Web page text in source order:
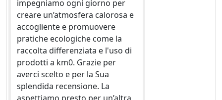
impegniamo ogni giorno per
creare un’atmosfera calorosa e
accogliente e promuovere
pratiche ecologiche come la
raccolta differenziata e l'uso di
prodotti a km0. Grazie per
averci scelto e per la Sua
splendida recensione. La